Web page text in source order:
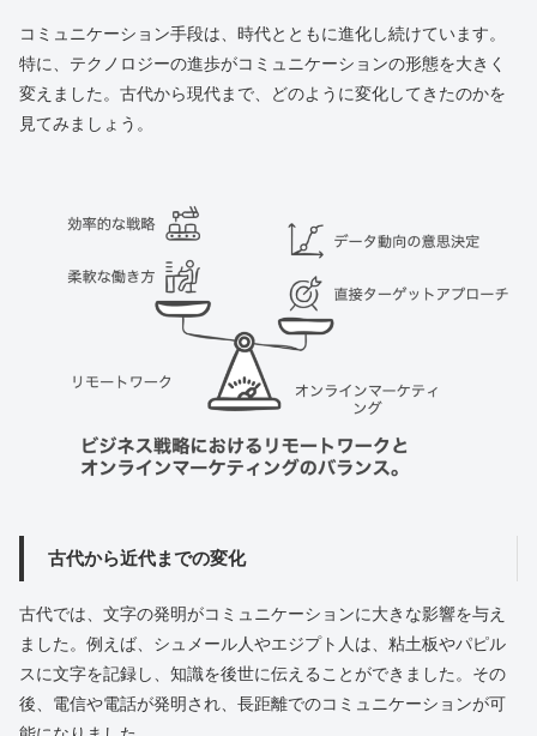
コミュニケーション手段は、時代とともに進化し続けています。
特に、テクノロジーの進歩がコミュニケーションの形態を大きく
変えました。古代から現代まで、どのように変化してきたのかを
見てみましょう。
古代から近代までの変化
古代では、文字の発明がコミュニケーションに大きな影響を与え
ました。例えば、シュメール人やエジプト人は、粘土板やパピル
スに文字を記録し、知識を後世に伝えることができました。その
後、電信や電話が発明され、長距離でのコミュニケーションが可